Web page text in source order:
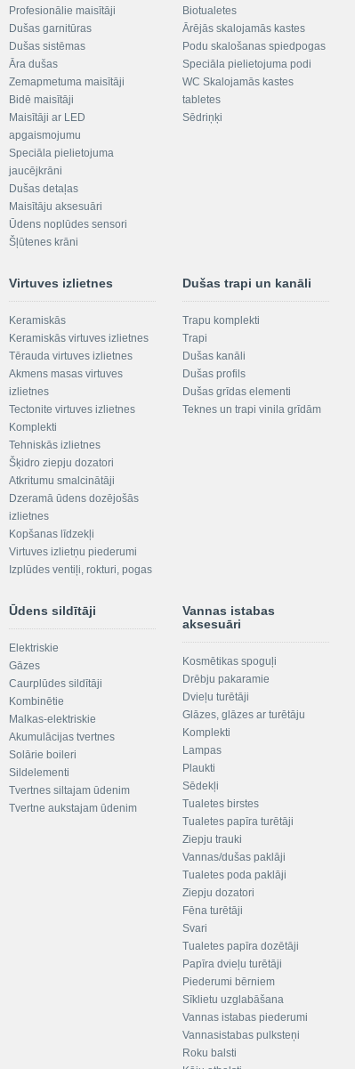
Profesionālie maisītāji
Dušas garnitūras
Dušas sistēmas
Āra dušas
Zemapmetuma maisītāji
Bidē maisītāji
Maisītāji ar LED
apgaismojumu
Speciāla pielietojuma
jaucējkrāni
Dušas detaļas
Maisītāju aksesuāri
Ūdens noplūdes sensori
Šļūtenes krāni
Biotualetes
Ārējās skalojamās kastes
Podu skalošanas spiedpogas
Speciāla pielietojuma podi
WC Skalojamās kastes
tabletes
Sēdriņķi
Virtuves izlietnes
Keramiskās
Keramiskās virtuves izlietnes
Tērauda virtuves izlietnes
Akmens masas virtuves
izlietnes
Tectonite virtuves izlietnes
Komplekti
Tehniskās izlietnes
Šķidro ziepju dozatori
Atkritumu smalcinātāji
Dzeramā ūdens dozējošās
izlietnes
Kopšanas līdzekļi
Virtuves izlietņu piederumi
Izplūdes ventiļi, rokturi, pogas
Dušas trapi un kanāli
Trapu komplekti
Trapi
Dušas kanāli
Dušas profils
Dušas grīdas elementi
Teknes un trapi vinila grīdām
Ūdens sildītāji
Elektriskie
Gāzes
Caurplūdes sildītāji
Kombinētie
Malkas-elektriskie
Akumulācijas tvertnes
Solārie boileri
Sildelementi
Tvertnes siltajam ūdenim
Tvertne aukstajam ūdenim
Vannas istabas
aksesuāri
Kosmētikas spoguļi
Drēbju pakaramie
Dvieļu turētāji
Glāzes, glāzes ar turētāju
Komplekti
Lampas
Plaukti
Sēdekļi
Tualetes birstes
Tualetes papīra turētāji
Ziepju trauki
Vannas/dušas paklāji
Tualetes poda paklāji
Ziepju dozatori
Fēna turētāji
Svari
Tualetes papīra dozētāji
Papīra dvieļu turētāji
Piederumi bērniem
Sīklietu uzglabāšana
Vannas istabas piederumi
Vannasistabas pulksteņi
Roku balsti